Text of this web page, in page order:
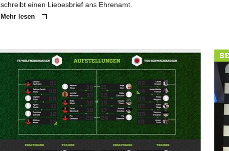
schreibt einen Liebesbrief ans Ehrenamt.
Mehr lesen